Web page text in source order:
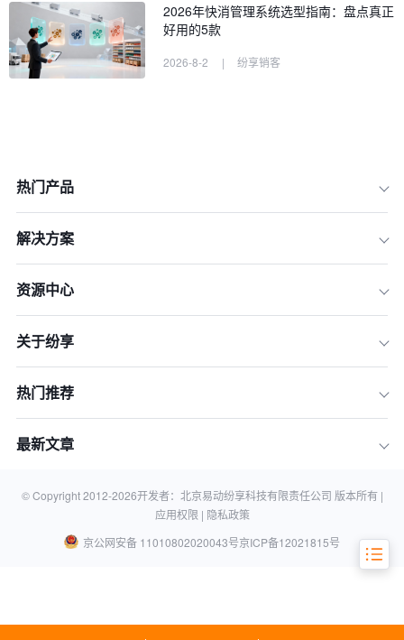
的CRM外勤系统？
未来趋势展望
争
2026年快消管理系统选型指南：盘点真正
好用的5款
2026-8-2 | 纷享销客
热门产品
解决方案
资源中心
关于纷享
热门推荐
最新文章
© Copyright 2012-2026开发者：北京易动纷享科技有限责任公司 版本所有 |
应用权限 | 隐私政策
京公网安备 11010802020043号京ICP备12021815号